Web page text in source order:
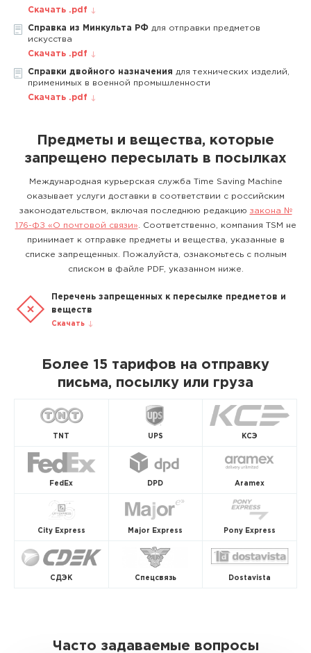
Скачать .pdf
Справка из Минкульта РФ для отправки предметов
искусства
Скачать .pdf
Справки двойного назначения для технических изделий,
применимых в военной промышленности
Скачать .pdf
Предметы и вещества, которые
запрещено пересылать в посылках
Международная курьерская служба Time Saving Machine
оказывает услуги доставки в соответствии с российским
законодательством, включая последнюю редакцию закона №
176-ФЗ «О почтовой связи» . Соответственно, компания TSM не
принимает к отправке предметы и вещества, указанные в
списке запрещенных. Пожалуйста, ознакомьтесь с полным
списком в файле PDF, указанном ниже.
Перечень запрещенных к пересылке предметов и
веществ
Скачать
Более 15 тарифов на отправку
письма, посылку или груза
TNT UPS КСЭ
FedEx DPD Aramex
City Express Major Express Pony Express
СДЭК Спецсвязь Dostavista
Часто задаваемые вопросы